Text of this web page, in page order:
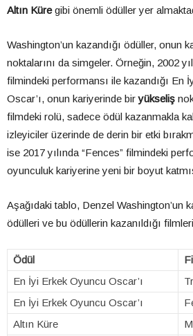
Altın Küregibi önemli ödüller yer
Washington’un kazandığı ödüller, onun
noktalarını da simgeler. Örneğin, 2002
filmindeki performansı ile kazandığı En
Oscar’ı, onun kariyerinde biryükseliş
filmdeki rolü, sadece ödül kazanmakla
izleyiciler üzerinde de derin bir etki
ise 2017 yılında “Fences” filmindeki
oyunculuk kariyerine yeni bir boyut
Aşağıdaki tablo, Denzel Washington’un
ödülleri ve bu ödüllerin kazanıldığı
Ödül
En İyi Erkek Oyuncu Oscar’ı
En İyi Erkek Oyuncu Oscar’ı
Altın Küre